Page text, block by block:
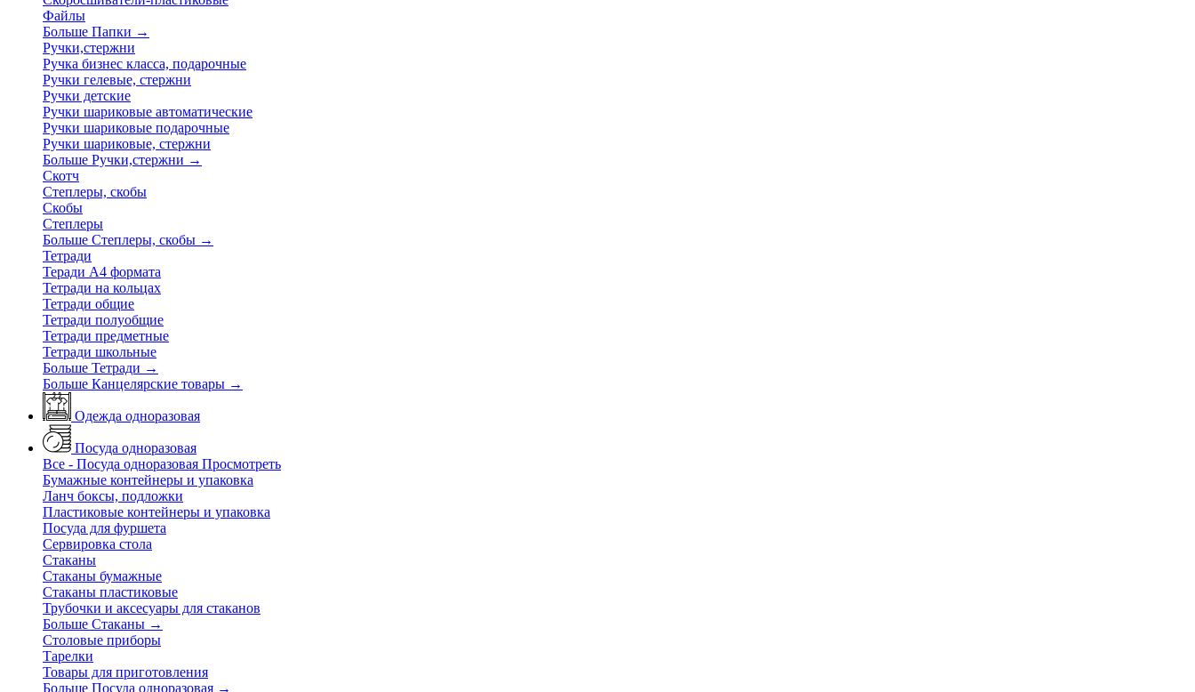
Файлы
Больше Папки →
Ручки,стержни
Ручка бизнес класса, подарочные
Ручки гелевые, стержни
Ручки детские
Ручки шариковые автоматические
Ручки шариковые подарочные
Ручки шариковые, стержни
Больше Ручки,стержни →
Скотч
Степлеры, скобы
Скобы
Степлеры
Больше Степлеры, скобы →
Тетради
Теради А4 формата
Тетради на кольцах
Тетради общие
Тетради полуобщие
Тетради предметные
Тетради школьные
Больше Тетради →
Больше Канцелярские товары →
Одежда одноразовая
Посуда одноразовая
Все - Посуда одноразовая Просмотреть
Бумажные контейнеры и упаковка
Ланч боксы, подложки
Пластиковые контейнеры и упаковка
Посуда для фуршета
Сервировка стола
Стаканы
Стаканы бумажные
Стаканы пластиковые
Трубочки и аксесуары для стаканов
Больше Стаканы →
Столовые приборы
Тарелки
Товары для приготовления
Больше Посуда одноразовая →